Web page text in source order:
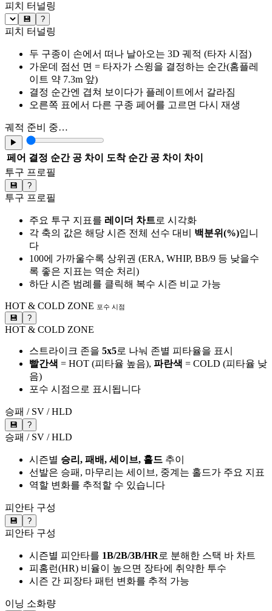
피치 터널링
💾 ?
피치 터널링
두 구종이 손에서 떠나 날아오는 3D 궤적 (타자 시점)
가운데 점선 면 = 타자가 스윙을 결정하는 순간(홈플레
이트 약 7.3m 앞)
결정 순간엔 겹쳐 보이다가 플레이트에서 갈라짐
오른쪽 표에서 다른 구종 페어를 고르면 다시 재생
궤적 준비 중…
▶
페어 결정 순간 공 차이 도착 순간 공 차이
차이
투구 프로필
💾 ?
투구 프로필
주요 투구 지표를 레이더 차트로 시각화
각 축의 값은 해당 시즌 전체 선수 대비 백분위(%)입니
다
100에 가까울수록 상위권 (ERA, WHIP, BB/9 등 낮을수
록 좋은 지표는 역순 처리)
하단 시즌 범례를 클릭해 복수 시즌 비교 가능
HOT & COLD ZONE 포수 시점
💾 ?
HOT & COLD ZONE
스트라이크 존을 5x5로 나눠 존별 피타율을 표시
빨간색 = HOT (피타율 높음), 파란색 = COLD (피타율 낮
음)
포수 시점으로 표시됩니다
승패 / SV / HLD
💾 ?
승패 / SV / HLD
시즌별 승리, 패배, 세이브, 홀드 추이
선발은 승패, 마무리는 세이브, 중계는 홀드가 주요 지표
역할 변화를 추적할 수 있습니다
피안타 구성
💾 ?
피안타 구성
시즌별 피안타를 1B/2B/3B/HR로 분해한 스택 바 차트
피홈런(HR) 비율이 높으면 장타에 취약한 투수
시즌 간 피장타 패턴 변화를 추적 가능
이닝 소화량